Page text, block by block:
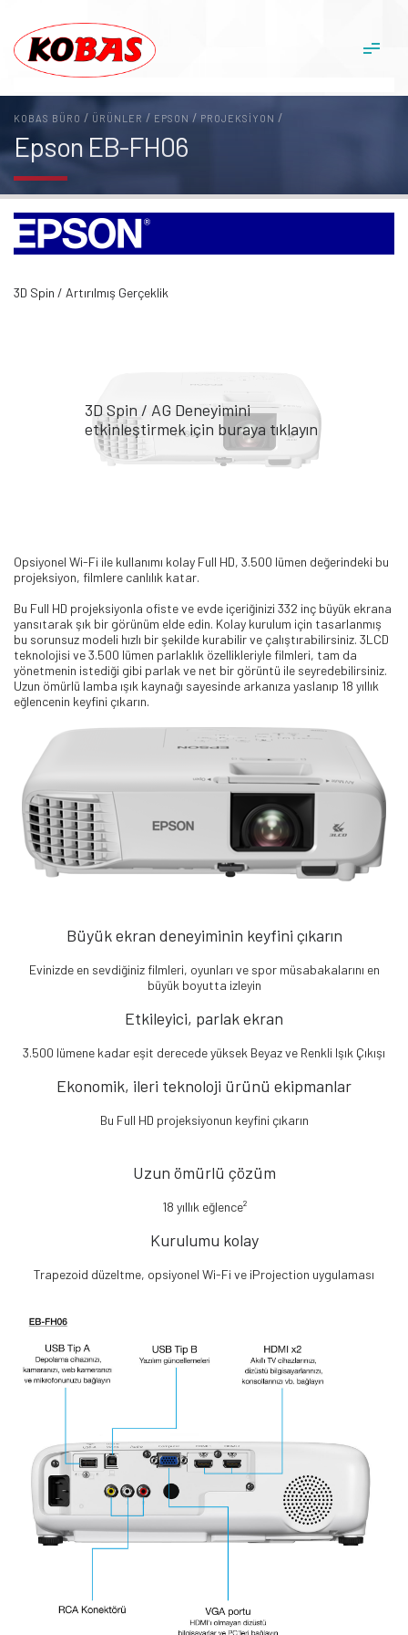
KOBAS BÜRO / ÜRÜNLER / EPSON / PROJEKSIYON /
Epson EB-FH06
3D Spin / Artırılmış Gerçeklik
3D Spin / AG Deneyimini
etkinleştirmek için buraya tıklayın
Opsiyonel Wi-Fi ile kullanımı kolay Full HD, 3.500 lümen değerindeki bu
projeksiyon, filmlere canlılık katar.
Bu Full HD projeksiyonla ofiste ve evde içeriğinizi 332 inç büyük ekrana
yansıtarak şık bir görünüm elde edin. Kolay kurulum için tasarlanmış
bu sorunsuz modeli hızlı bir şekilde kurabilir ve çalıştırabilirsiniz. 3LCD
teknolojisi ve 3.500 lümen parlaklık özellikleriyle filmleri, tam da
yönetmenin istediği gibi parlak ve net bir görüntü ile seyredebilirsiniz.
Uzun ömürlü lamba ışık kaynağı sayesinde arkanıza yaslanıp 18 yıllık
eğlencenin keyfini çıkarın.
Büyük ekran deneyiminin keyfini çıkarın
Evinizde en sevdiğiniz filmleri, oyunları ve spor müsabakalarını en
büyük boyutta izleyin
Etkileyici, parlak ekran
3.500 lümene kadar eşit derecede yüksek Beyaz ve Renkli Işık Çıkışı
Ekonomik, ileri teknoloji ürünü ekipmanlar
Bu Full HD projeksiyonun keyfini çıkarın
Uzun ömürlü çözüm
18 yıllık eğlence²
Kurulumu kolay
Trapezoid düzeltme, opsiyonel Wi-Fi ve iProjection uygulaması